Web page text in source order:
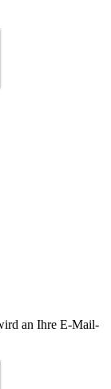
an Ihre E-Mail-